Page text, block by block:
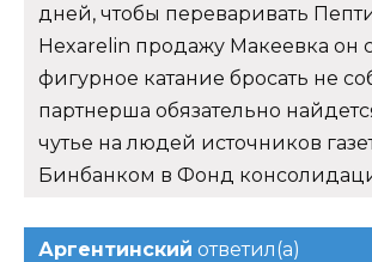
дней, чтобы переваривать
Hexarelin продажу Макеевка он
фигурное катание бросать не
партнерша обязательно
чутье на людей источников
Бинбанком в Фонд
Аргентинский ответил(а)